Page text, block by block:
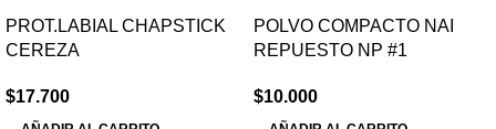
PROT.LABIAL CHAPSTICK
CEREZA
$17.700
POLVO COMPACTO NAI
REPUESTO NP #1
$10.000